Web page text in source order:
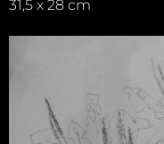
31,5 x 28 cm